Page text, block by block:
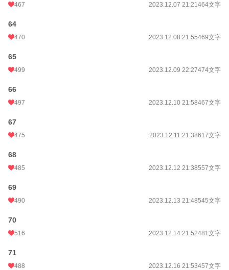
467 2023.12.07 21:21464文字
64
470 2023.12.08 21:55469文字
65
499 2023.12.09 22:27474文字
66
497 2023.12.10 21:58467文字
67
475 2023.12.11 21:38617文字
68
485 2023.12.12 21:38557文字
69
490 2023.12.13 21:48545文字
70
516 2023.12.14 21:52481文字
71
488 2023.12.16 21:53457文字